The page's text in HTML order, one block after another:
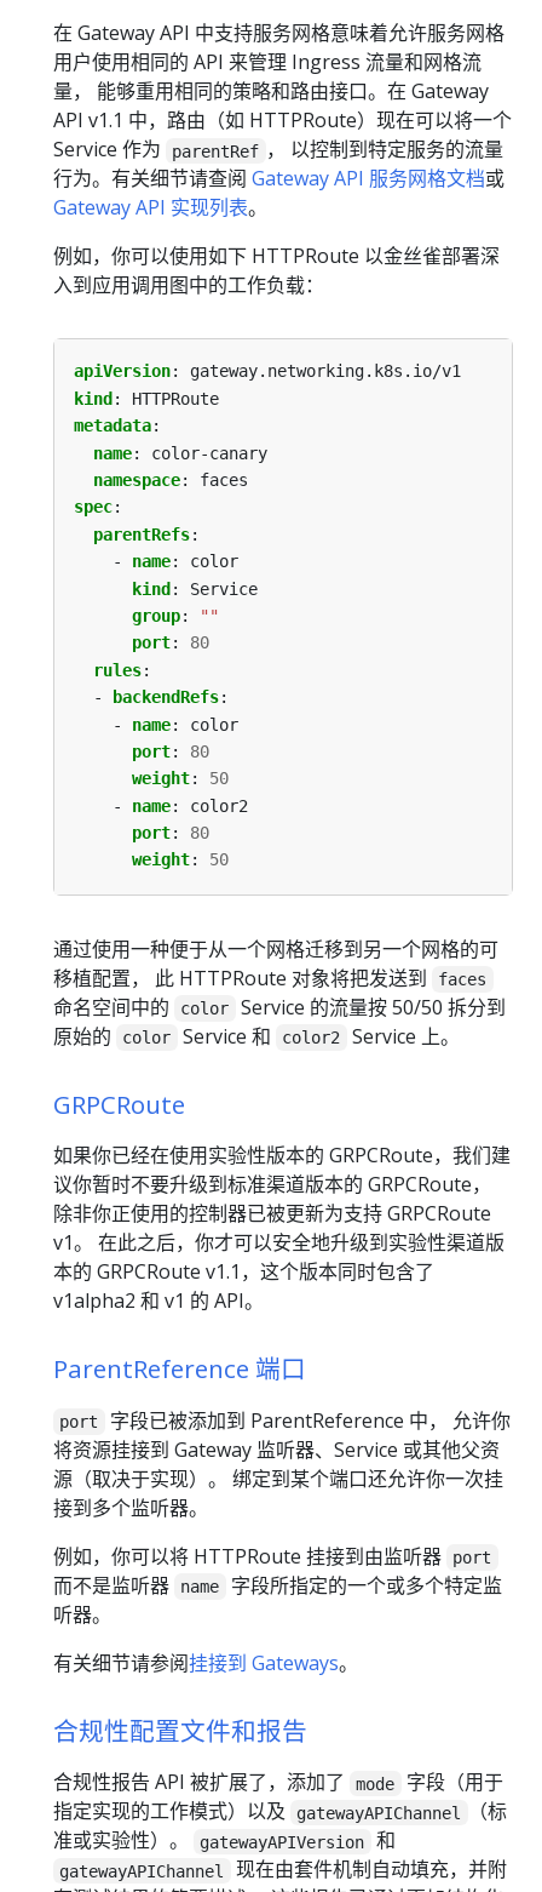
在 Gateway API 中支持服务网格意味着允许服务网格
用户使用相同的 API 来管理 Ingress 流量和网格流
量， 能够重用相同的策略和路由接口。在 Gateway
API v1.1 中，路由（如 HTTPRoute）现在可以将一个
Service 作为
parentRef ， 以控制到特定服务的流量
行为。有关细节请查阅 Gateway API 服务网格文档或
Gateway API 实现列表。
例如，你可以使用如下 HTTPRoute 以金丝雀部署深
入到应用调用图中的工作负载：
apiVersion:
gateway.networking.k8s.io/v1
kind :
HTTPRoute
metadata:
name:
color-canary
namespace:
faces
spec:
parentRefs:
- name:
color
kind:
Service
group:
""
port:
80
rules:
-
backendRefs:
- name:
color
port:
80
weight:
50
- name:
color2
port:
80
weight: 50
通过使用一种便于从一个网格迁移到另一个网格的可
移植配置， 此 HTTPRoute 对象将把发送到
faces
命名空间中的 color
Service 的流量按 50/50 拆分到
原始的
color Service 和 color2 Service 上。
GRPCRoute
如果你已经在使用实验性版本的 GRPCRoute，我们建
议你暂时不要升级到标准渠道版本的 GRPCRoute，
除非你正使用的控制器已被更新为支持 GRPCRoute
v1。 在此之后，你才可以安全地升级到实验性渠道版
本的 GRPCRoute v1.1，这个版本同时包含了
v1alpha2 和 v1 的 API。
ParentReference 端口
port
字段已被添加到 ParentReference 中， 允许你
将资源挂接到 Gateway 监听器、Service 或其他父资
源（取决于实现）。 绑定到某个端口还允许你一次挂
接到多个监听器。
例如，你可以将 HTTPRoute 挂接到由监听器
port
而不是监听器 name
字段所指定的一个或多个特定监
听器。
有关细节请参阅挂接到 Gateways。
合规性配置文件和报告
合规性报告 API 被扩展了，添加了 mode
字段（用于
指定实现的工作模式）以及
gatewayAPIChannel
（标
准或实验性）。
gatewayAPIVersion 和
gatewayAPIChannel
现在由套件机制自动填充，并附